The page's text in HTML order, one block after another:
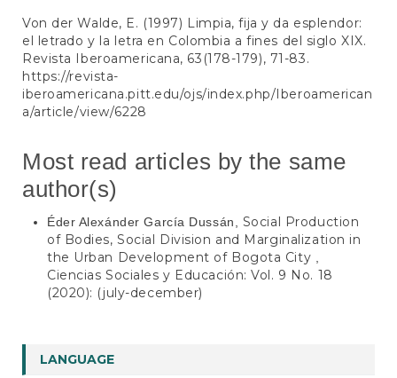
Von der Walde, E. (1997) Limpia, fija y da esplendor:
el letrado y la letra en Colombia a fines del siglo XIX.
Revista Iberoamericana, 63(178-179), 71-83.
https://revista-
iberoamericana.pitt.edu/ojs/index.php/Iberoamerican
a/article/view/6228
Most read articles by the same
author(s)
Éder Alexánder García Dussán, Social Production
of Bodies, Social Division and Marginalization in
the Urban Development of Bogota City
Ciencias Sociales y Educación: Vol. 9 No. 18
(2020): (july-december)
LANGUAGE